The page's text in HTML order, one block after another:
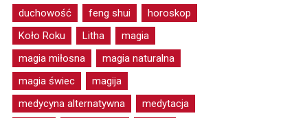
duchowość
feng shui
horoskop
Koło Roku
Litha
magia
magia miłosna
magia naturalna
magia świec
magija
medycyna alternatywna
medytacja